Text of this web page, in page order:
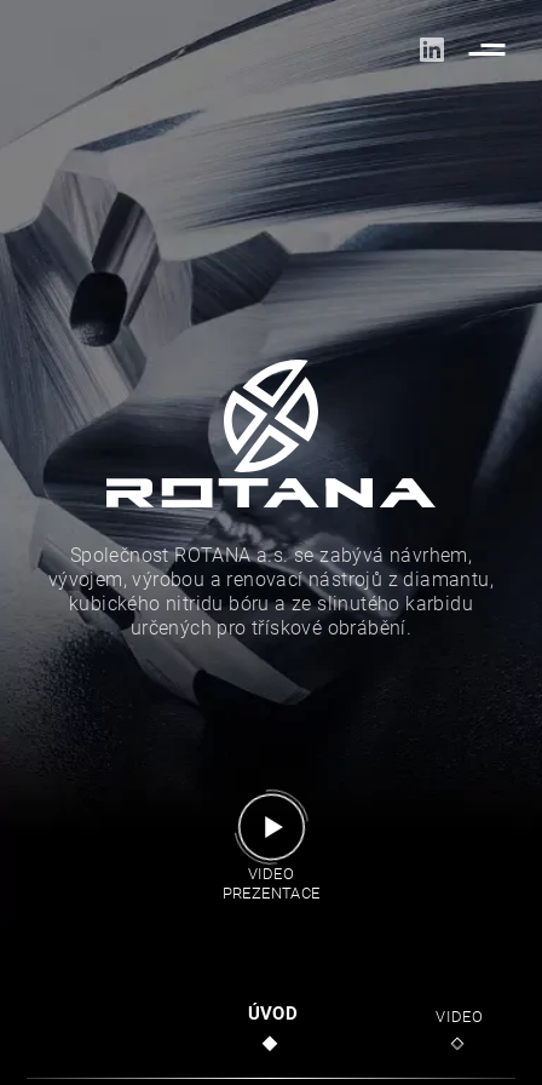
ÚVOD VIDEO
Společnost ROTANA a.s. se zabývá návrhem,
vývojem, výrobou a renovací nástrojů z diamantu,
kubického nitridu bóru a ze slinutého karbidu
určených pro třískové obrábění.
VIDEO
PREZENTACE